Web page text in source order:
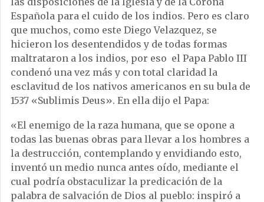
Española para el cuido de los indios. Pero es claro
que muchos, como este Diego Velazquez, se
hicieron los desentendidos y de todas formas
maltrataron a los indios, por eso el Papa Pablo III
condenó una vez más y con total claridad la
esclavitud de los nativos americanos en su bula de
1537 «Sublimis Deus». En ella dijo el Papa:
«El enemigo de la raza humana, que se opone a
todas las buenas obras para llevar a los hombres a
la destrucción, contemplando y envidiando esto,
inventó un medio nunca antes oído, mediante el
cual podría obstaculizar la predicación de la
palabra de salvación de Dios al pueblo: inspiró a